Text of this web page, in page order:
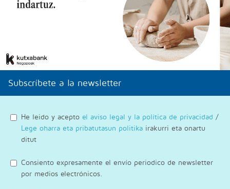
Subscríbete a la newsletter
He leido y acepto el aviso legal y la política de privacidad /
Lege oharra eta pribatutasun politika irakurri eta onartu
ditut
Consiento expresamente el envío periodico de newsletter
por medios electrónicos.